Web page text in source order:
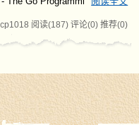
阅读(187) 评论(0) 推荐(0)